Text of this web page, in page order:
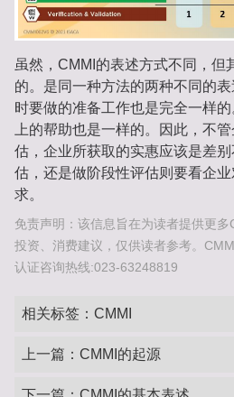
虽然，CMMI的表述方式不同，但
的。是同一种方法的两种不同的
时要做的准备工作也是完全一样
上的帮助也是一样的。因此，不
估，企业所获取的实惠应该是差
估，还是做阶段性评估则要看企
求。
免责声明：该信息旨在为读者提供更
投资、消费建议，仅供读者参考。
认证咨询热线:023-63248819
相关标签： CMMI
上一篇： CMMI的起源